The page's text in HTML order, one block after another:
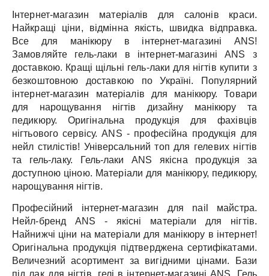
Інтернет-магазин матеріалів для салонів краси.
Найкращі ціни, відмінна якість, швидка відправка.
Все для манікюру в інтернет-магазині ANS!
Замовляйте гель-лаки в інтернет-магазині ANS з
доставкою. Кращі щільні гель-лаки для нігтів купити з
безкоштовною доставкою по Україні.
Популярний
інтернет-магазин матеріалів для манікюру.
Товари
для нарощування нігтів дизайну манікюру та
педикюру.
Оригінальна продукція для фахівців
нігтьового сервісу. ANS - професійна продукція для
нейл стилістів! Універсальний топ для гелевих нігтів
та гель-лаку.
Гель-лаки ANS якісна продукція за
доступною ціною. Матеріали для манікюру, педикюру,
нарощування нігтів.
Професійний інтернет-магазин для nail майстра.
Нейл-бренд ANS - якісні матеріали для нігтів.
Найнижчі ціни на матеріали для манікюру в інтернет!
Оригінальна продукція підтверджена сертифікатами.
Величезний асортимент за вигідними цінами.
Бази
під лак для нігтів, гелі в інтернет-магазині ANS.
Гель